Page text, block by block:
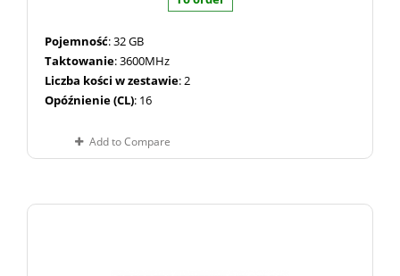
Pojemność: 32 GB
Taktowanie: 3600MHz
Liczba kości w zestawie: 2
Opóźnienie (CL): 16
Add to Compare